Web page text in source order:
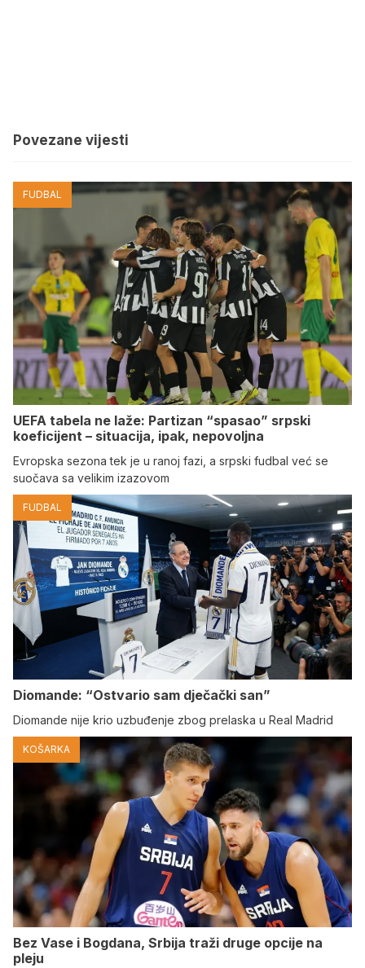
Povezane vijesti
FUDBAL
UEFA tabela ne laže: Partizan “spasao” srpski
koeficijent – situacija, ipak, nepovoljna
Evropska sezona tek je u ranoj fazi, a srpski fudbal već se
suočava sa velikim izazovom
FUDBAL
Diomande: “Ostvario sam dječački san”
Diomande nije krio uzbuđenje zbog prelaska u Real Madrid
KOŠARKA
Bez Vase i Bogdana, Srbija traži druge opcije na
pleju